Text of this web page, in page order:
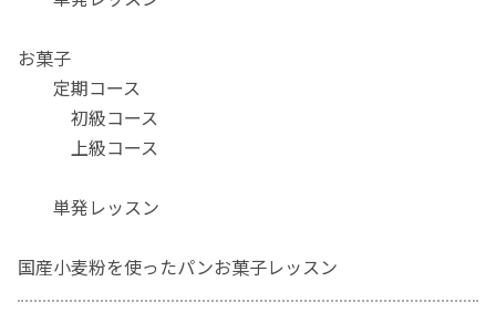
お菓子
定期コース
初級コース
上級コース
単発レッスン
国産小麦粉を使ったパンお菓子レッスン